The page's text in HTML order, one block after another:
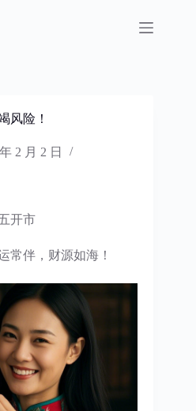
风险！
2 月 2 日
开市
常伴，财源如海！